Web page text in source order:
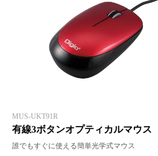
MUS-UKT91R
有線3ボタンオプティカルマウ
誰でもすぐに使える簡単光学式マウス